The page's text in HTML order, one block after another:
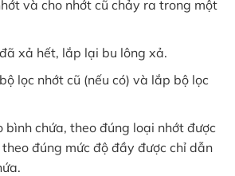
và cho nhớt cũ chảy ra trong một
xả hết, lắp lại bu lông xả.
lọc nhớt cũ (nếu có) và lắp bộ lọc
bình chứa, theo đúng loại nhớt được
đúng mức độ đầy được chỉ dẫn